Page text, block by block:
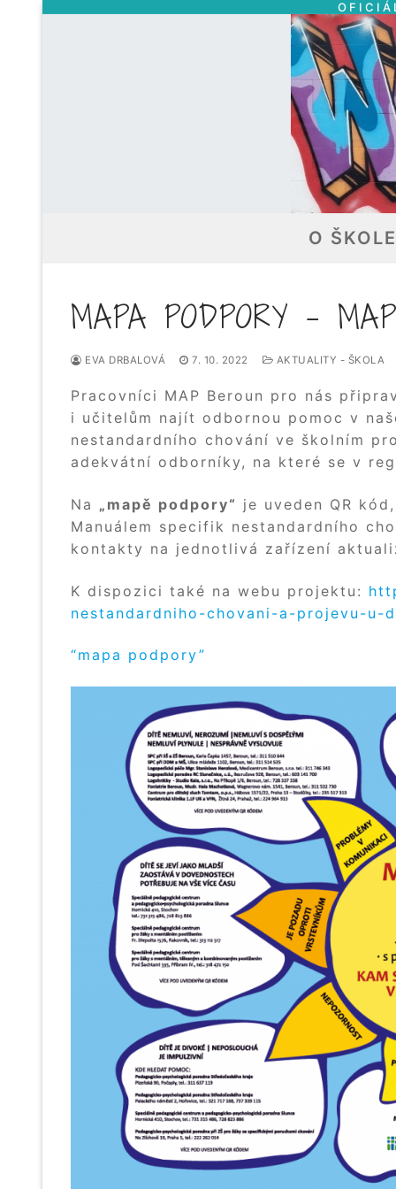
Přeskočit
O ŠKOLE
MAPA PODPORY –
EVA DRBALOVÁ 7. 10. 2022 AKTUALITY - ŠKOLA
Pracovníci MAP Beroun pro nás
i učitelům najít odbornou pomoc v
nestandardního chování ve školním
adekvátní odborníky, na které se v
Na „mapě podpory“ je uveden QR
Manuálem specifik nestandardního
kontakty na jednotlivá zařízení
K dispozici také na webu projektu:
nestandardniho-chovani-a-projevu-u-
“mapa podpory”